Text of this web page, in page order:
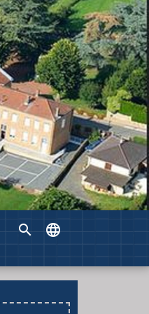
search language